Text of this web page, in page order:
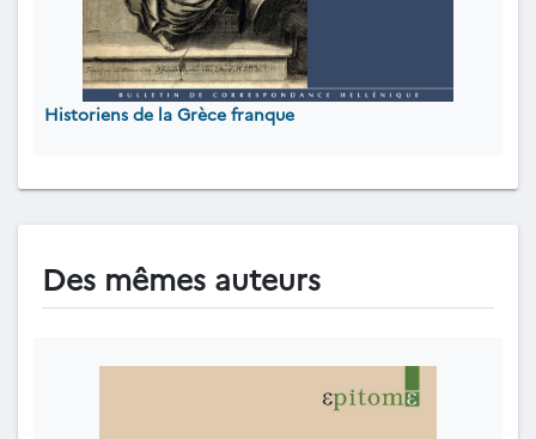
Historiens de la Grèce franque
Des mêmes auteurs